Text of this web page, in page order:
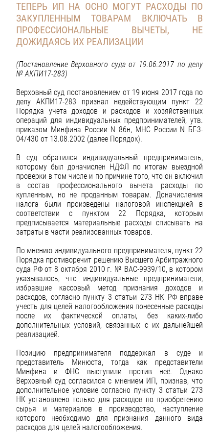
ТЕПЕРЬ ИП НА ОСНО МОГУТ РАСХОДЫ ПО
ЗАКУПЛЕННЫМ ТОВАРАМ ВКЛЮЧАТЬ В
ПРОФЕССИОНАЛЬНЫЕ ВЫЧЕТЫ, НЕ
ДОЖИДАЯСЬ ИХ РЕАЛИЗАЦИИ
(Постановление Верховного суда от 19.06.2017 по делу
№ АКПИ17-283)
Верховный суд постановлением от 19 июня 2017 года по
делу АКПИ17-283 признал недействующим пункт 22
Порядка учета доходов и расходов и хозяйственных
операций для индивидуальных предпринимателей, утв.
приказом Минфина России N 86н, МНС России N БГ-3-
04/430 от 13.08.2002 (далее Порядок).
В суд обратился индивидуальный предприниматель,
которому был доначислен НДФЛ по итогам выездной
проверки в том числе и по причине того, что он включил
в состав профессионального вычета расходы по
купленным, но не проданным товарам. Доначисления
налога были произведены налоговой инспекцией в
соответствии с пунктом 22 Порядка, которым
предписывается материальные расходы списывать на
затраты в части реализованных товаров.
По мнению индивидуального предпринимателя, пункт 22
Порядка противоречит решению Высшего Арбитражного
суда РФ от 8 октября 2010 г. № ВАС-9939/10, в котором
указывалось, что индивидуальные предприниматели,
избравшие кассовый метод признания доходов и
расходов, согласно пункту 3 статьи 273 НК РФ вправе
учесть для целей налогообложения понесенные расходы
после их фактической оплаты, без каких-либо
дополнительных условий, связанных с их дальнейшей
реализацией.
Позицию предпринимателя поддержал в суде и
представитель Минюста, тогда как представители
Минфина и ФНС выступили против неё. Однако
Верховный суд согласился с мнением ИП, признав, что
дополнительное условие согласно пункту 3 статьи 273
НК установлено только для расходов по приобретению
сырья и материалов в производство, наступление
которого необходимо для признания данного вида
расходов для целей налогообложения.